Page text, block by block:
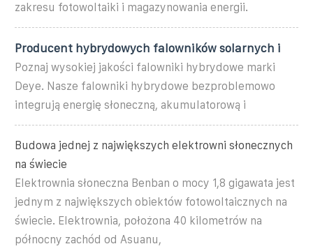
zakresu fotowoltaiki i magazynowania energii.
Producent hybrydowych falowników solarnych i
Poznaj wysokiej jakości falowniki hybrydowe marki
Deye. Nasze falowniki hybrydowe bezproblemowo
integrują energię słoneczną, akumulatorową i
Budowa jednej z największych elektrowni słonecznych
na świecie
Elektrownia słoneczna Benban o mocy 1,8 gigawata jest
jednym z największych obiektów fotowoltaicznych na
świecie. Elektrownia, położona 40 kilometrów na
północny zachód od Asuanu,